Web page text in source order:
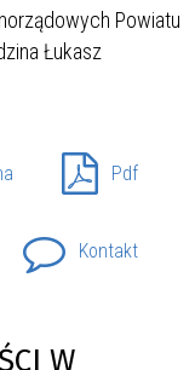
Powiatu
Łukasz
Pdf
Kontakt
W